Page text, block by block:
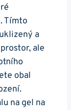
Tímto
a
ale
obal
na gel na